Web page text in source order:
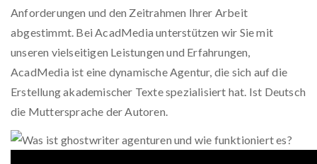
Anforderungen und den Zeitrahmen Ihrer Arbeit
abgestimmt. Bei AcadMedia unterstützen wir Sie mit
unseren vielseitigen Leistungen und Erfahrungen,
AcadMedia ist eine dynamische Agentur, die sich auf die
Erstellung akademischer Texte spezialisiert hat. Ist Deutsch
die Muttersprache der Autoren.